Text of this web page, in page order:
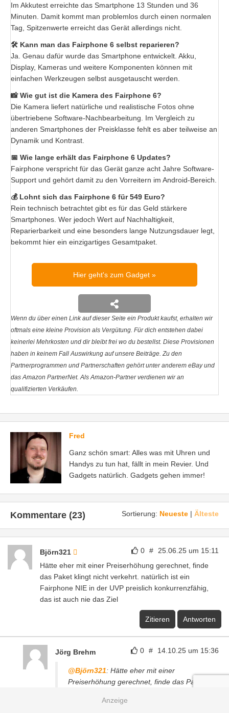
Im Akkutest erreichte das Smartphone 13 Stunden und 36
Minuten. Damit kommt man problemlos durch einen normalen
Tag, Spitzenwerte erreicht das Gerät allerdings nicht.
🛠️ Kann man das Fairphone 6 selbst reparieren?
Ja. Genau dafür wurde das Smartphone entwickelt. Akku,
Display, Kameras und weitere Komponenten können mit
einfachen Werkzeugen selbst ausgetauscht werden.
📸 Wie gut ist die Kamera des Fairphone 6?
Die Kamera liefert natürliche und realistische Fotos ohne
übertriebene Software-Nachbearbeitung. Im Vergleich zu
anderen Smartphones der Preisklasse fehlt es aber teilweise an
Dynamik und Kontrast.
📅 Wie lange erhält das Fairphone 6 Updates?
Fairphone verspricht für das Gerät ganze acht Jahre Software-
Support und gehört damit zu den Vorreitern im Android-Bereich.
💰 Lohnt sich das Fairphone 6 für 549 Euro?
Rein technisch betrachtet gibt es für das Geld stärkere
Smartphones. Wer jedoch Wert auf Nachhaltigkeit,
Reparierbarkeit und eine besonders lange Nutzungsdauer legt,
bekommt hier ein einzigartiges Gesamtpaket.
Hier geht's zum Gadget
Wenn du über einen Link auf dieser Seite ein Produkt kaufst, erhalten wir
oftmals eine kleine Provision als Vergütung. Für dich entstehen dabei
keinerlei Mehrkosten und dir bleibt frei wo du bestellst. Diese Provisionen
haben in keinem Fall Auswirkung auf unsere Beiträge. Zu den
Partnerprogrammen und Partnerschaften gehört unter anderem eBay und
das Amazon PartnerNet. Als Amazon-Partner verdienen wir an
qualifizierten Verkäufen.
Fred
Ganz schön smart: Alles was mit Uhren und
Handys zu tun hat, fällt in mein Revier. Und
Gadgets natürlich. Gadgets gehen immer!
Sortierung: Neueste | Älteste
Kommentare (23)
0 # 25.06.25 um 15:11
Björn321
Hätte eher mit einer Preiserhöhung gerechnet, finde
das Paket klingt nicht verkehrt. natürlich ist ein
Fairphone NIE in der UVP preislich konkurrenzfähig,
das ist auch nie das Ziel
Zitieren Antworten
0 # 14.10.25 um 15:36
Jörg Brehm
@Björn321: Hätte eher mit einer
Preiserhöhung gerechnet, finde das Paket
Fairphone NIE in der UVP preislich